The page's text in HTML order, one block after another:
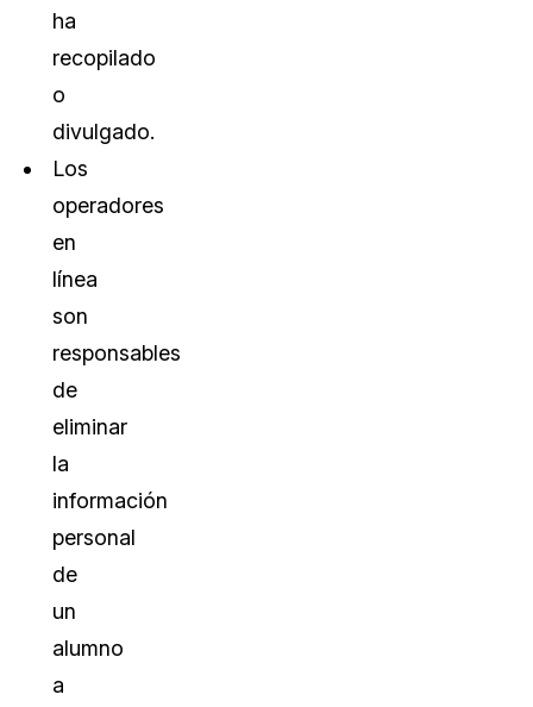
ha
recopilado
o
divulgado.
Los
operadores
en
línea
son
responsables
de
eliminar
la
información
personal
de
un
alumno
a